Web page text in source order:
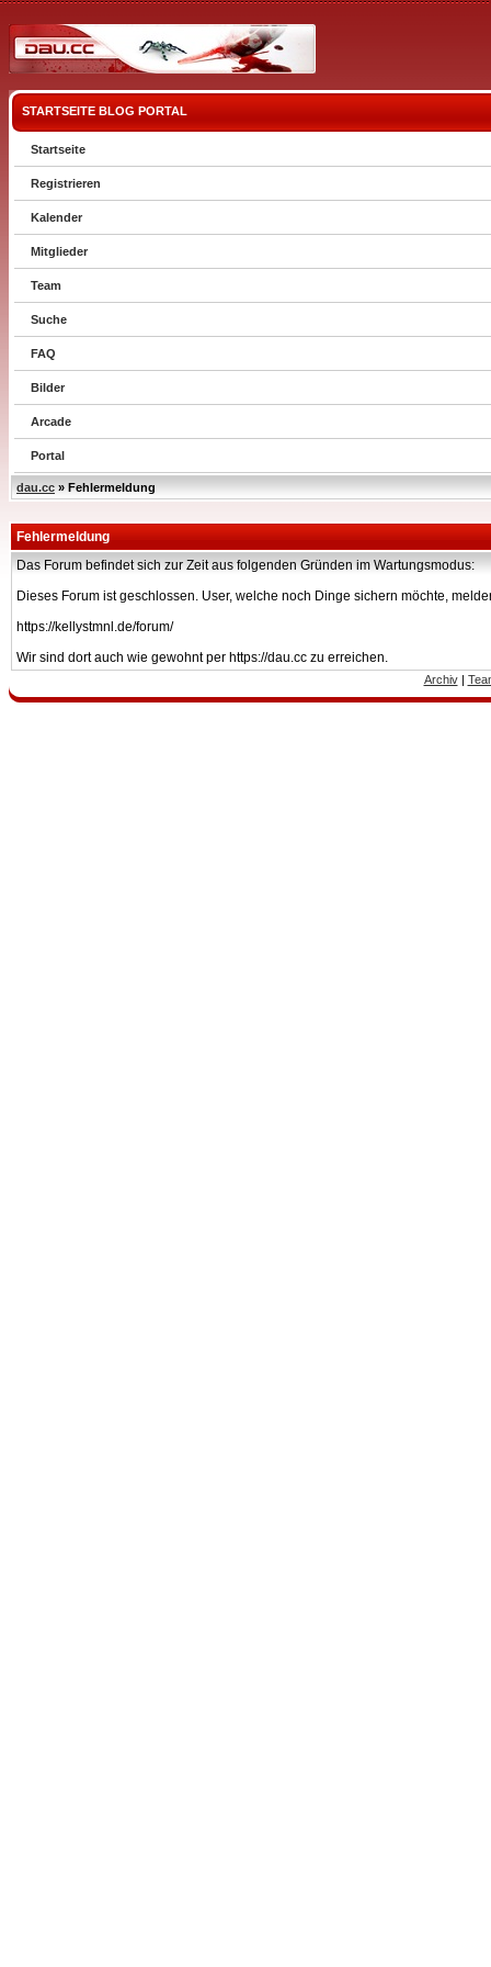
STARTSEITE BLOG PORTAL
Startseite
Registrieren
Kalender
Mitglieder
Team
Suche
FAQ
Bilder
Arcade
Portal
dau.cc » Fehlermeldung
Fehlermeldung
Das Forum befindet sich zur Zeit aus folgenden Gründen im Wartungsmodus:
Dieses Forum ist geschlossen. User, welche noch Dinge sichern möchte,
https://kellystmnl.de/forum/
Wir sind dort auch wie gewohnt per https://dau.cc zu erreichen.
Archiv|